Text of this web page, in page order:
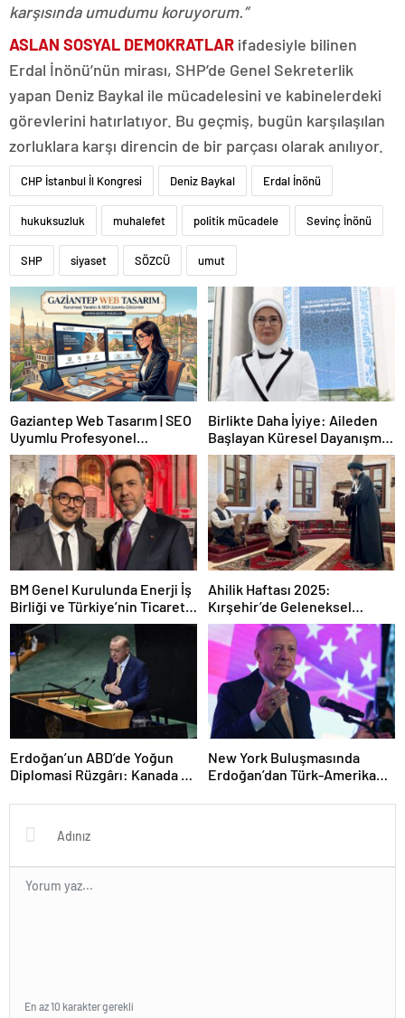
karşısında umudumu koruyorum.”
ASLAN SOSYAL DEMOKRATLAR ifadesiyle bilinen
Erdal İnönü’nün mirası, SHP’de Genel Sekreterlik
yapan Deniz Baykal ile mücadelesini ve kabinelerdeki
görevlerini hatırlatıyor. Bu geçmiş, bugün karşılaşılan
zorluklara karşı direncin de bir parçası olarak anılıyor.
CHP İstanbul İl Kongresi Deniz Baykal Erdal İnönü
hukuksuzluk muhalefet politik mücadele Sevinç İnönü
SHP siyaset SÖZCÜ umut
Gaziantep Web Tasarım | SEO
Uyumlu Profesyonel
Çözümler
Birlikte Daha İyiye: Aileden
Başlayan Küresel Dayanışma
Yan Etkinliği (BM 80. Genel
Kurulu)
BM Genel Kurulunda Enerji İş
Birliği ve Türkiye’nin Ticaret
Hedefleri: Bayraktar’ın
Açıklamaları
Ahilik Haftası 2025:
Kırşehir’de Geleneksel
Kutlama ve Kültürel Mirasın
Yaşatılması
Erdoğan’un ABD’de Yoğun
Diplomasi Rüzgârı: Kanada ve
Adımlar
New York Buluşmasında
Erdoğan’dan Türk-Amerikan
En az 10 karakter gerekli